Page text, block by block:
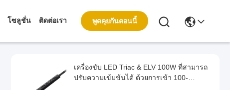
โซลูชั่น ติดต่อเรา พูดคุยกันตอนนี้
เครื่องขับ LED Triac & ELV 100W ที่สามารถ
ปรับความเข้มข้นได้ ด้วยการเข้า 100-